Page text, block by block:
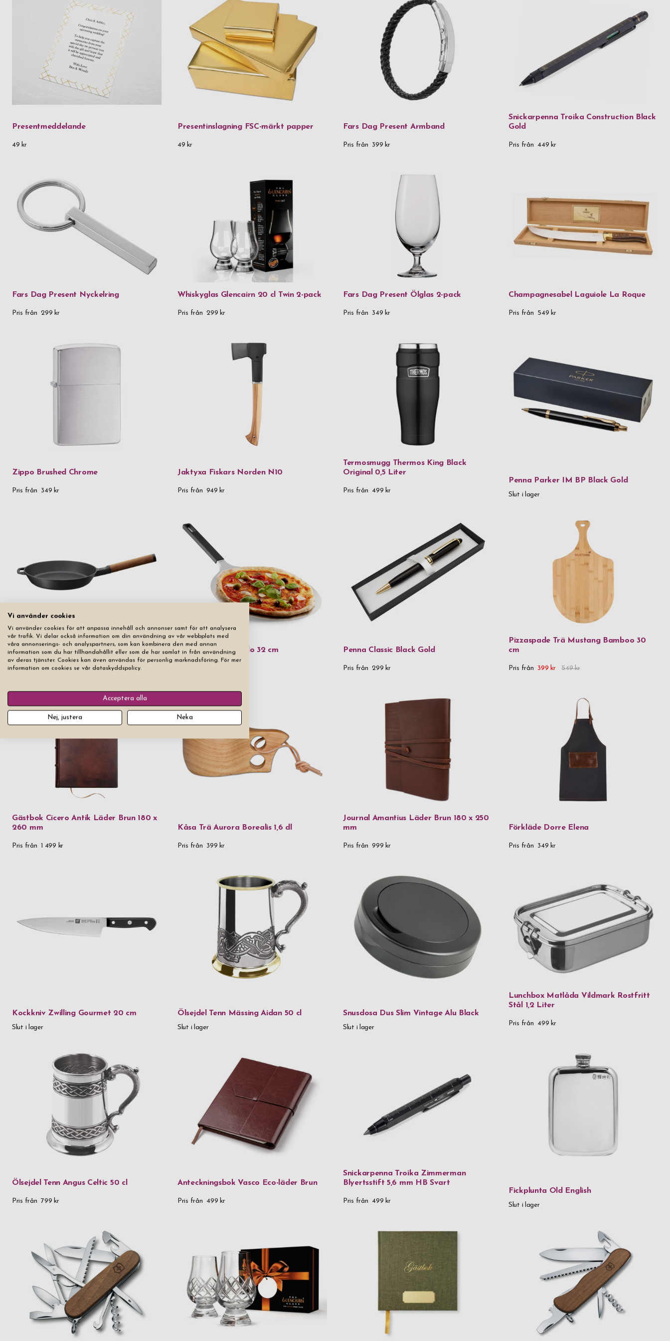
hälsning till din kära pappa. Ett par varma ord kan säga så mycket om vilken fin
relation ni har och det kommer att göra honom stolt att visa upp vilken fin present
han fått från sin son eller dotter. Ge din pappa en riktig överraskning i år – köp en
graverad gåva och ge honom på fars dag.
Legendär
Nachtmann
Orskov
Spiegelau
Stackers
Thermos
Vezzosi
VH
Zwilling
925 Sterling Silver
Aluminium
Aluminium & rostfritt stål
Aluminium & trä
Eco-läder
Eco-läder & FSC-certifierat papper
FSC-certifierat hickoryträ, kolstål & fibercomp
Gjutjärn & trä
Glas
Handgjort glas
Hårdplast & metall
Läder & metall
Läder & rostfritt stål
Mässing
Rostfritt stål & trä
Tenn
Textil & FSC-certifierat papper
Veganskt läder & glas
Vinglas
Pris
0 kr-999,99 kr
1 000 kr-1 999,99 kr
Presentmeddelande
49 kr
Presentinslagning FSC-märkt papper
49 kr
Fars Dag Present Armband
Pris från 399 kr
Snickarpenna Troika Construction Black
Gold
Pris från 449 kr
Fars Dag Present Nyckelring
Pris från 299 kr
Whiskyglas Glencairn 20 cl Twin 2-pack
Pris från 299 kr
Fars Dag Present Ölglas 2-pack
Pris från 349 kr
Champagnesabel Laguiole La Roque
Pris från 549 kr
Zippo Brushed Chrome
Pris från 349 kr
Jaktyxa Fiskars Norden N10
Pris från 949 kr
Termosmugg Thermos King Black
Original 0,5 Liter
Pris från 499 kr
Penna Parker IM BP Black Gold
Slut i lager
Stekpanna Gjutjärn Fiskars Norden 26
cm
Pris från 1 799 kr
Pizzaspade Eva Solo 32 cm Penna Classic Black Gold
Pris från 299 kr
Pizzaspade Trä Mustang Bamboo 30
cm
Pris från 399 kr 549 kr
Gästbok Cicero Antik Läder Brun 180 x
260 mm
Pris från 1 499 kr
Kåsa Trä Aurora Borealis 1,6 dl
Pris från 399 kr
Journal Amantius Läder Brun 180 x 250
mm
Pris från 999 kr
Förkläde Dorre Elena
Pris från 349 kr
Kockkniv Zwilling Gourmet 20 cm
Slut i lager
Ölsejdel Tenn Mässing Aidan 50 cl
Slut i lager
Snusdosa Dus Slim Vintage Alu Black
Slut i lager
Lunchbox Matlåda Vildmark Rostfritt
Stål 1,2 Liter
Pris från 499 kr
Ölsejdel Tenn Angus Celtic 50 cl
Pris från 799 kr
Anteckningsbok Vasco Eco-läder Brun
Pris från 499 kr
Snickarpenna Troika Zimmerman
Blyertsstift 5,6 mm HB Svart
Pris från 499 kr
Fickplunta Old English
Slut i lager
Vi använder cookies
Vi använder cookies för att anpassa innehåll och annonser samt för att analysera
vår trafik. Vi delar också information om din användning av vår webbplats med
våra annonserings- och analyspartners, som kan kombinera den med annan
information som du har tillhandahållit eller som de har samlat in från användning
av deras tjänster. Cookies kan även användas för personlig marknadsföring. För mer
information om cookies se vår dataskyddspolicy.
Acceptera alla
Nej, justera Neka